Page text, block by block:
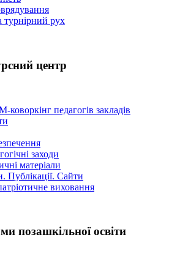
турнірний рух
центр
педагогів закладів
заходи
матеріали
Публікації. Сайти
виховання
позашкільної освіти